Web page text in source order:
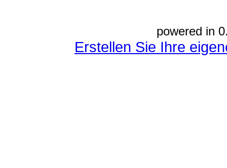
powered in
Erstellen Sie Ihre